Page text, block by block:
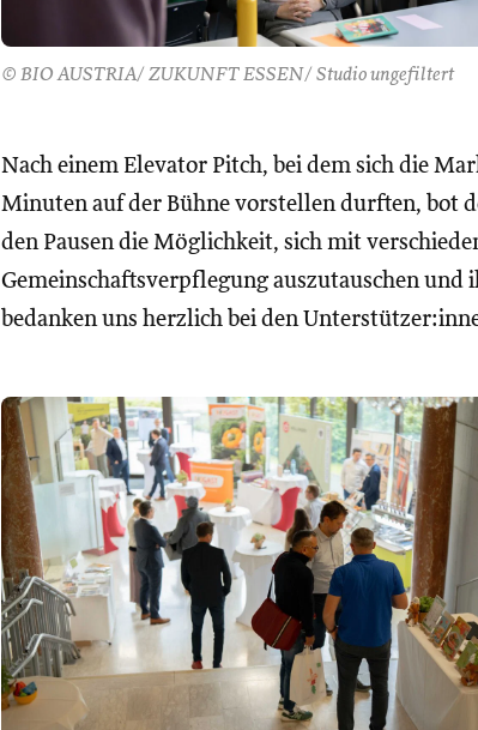
© BIO AUSTRIA/ ZUKUNFT ESSEN/ Studio ungefiltert
Nach einem Elevator Pitch, bei dem sich die
Minuten auf der Bühne vorstellen durften, bot
den Pausen die Möglichkeit, sich mit
Gemeinschaftsverpflegung auszutauschen
bedanken uns herzlich bei den